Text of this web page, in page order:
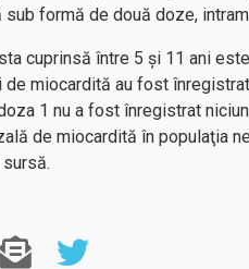
formă de două doze,
cuprinsă între 5 şi 11 ani
miocardită au fost
1 nu a fost înregistrat
de miocardită în populaţia